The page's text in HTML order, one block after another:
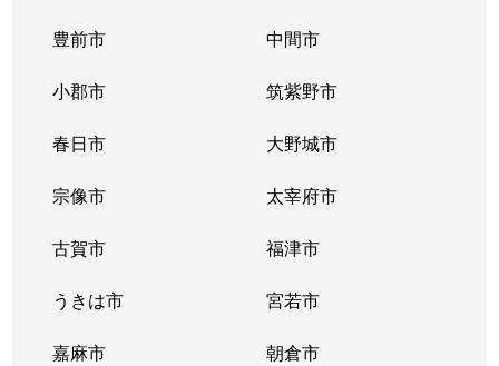
豊前市 中間市
小郡市 筑紫野市
春日市 大野城市
宗像市 太宰府市
古賀市 福津市
うきは市 宮若市
嘉麻市 朝倉市